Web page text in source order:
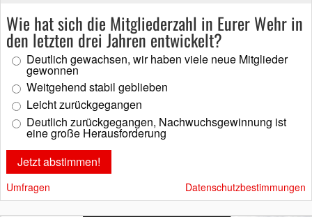
Wie hat sich die Mitgliederzahl in Eurer Wehr in
den letzten drei Jahren entwickelt?
Deutlich gewachsen, wir haben viele neue Mitglieder
gewonnen
Weitgehend stabil geblieben
Leicht zurückgegangen
Deutlich zurückgegangen, Nachwuchsgewinnung ist
eine große Herausforderung
Umfragen Datenschutzbestimmungen